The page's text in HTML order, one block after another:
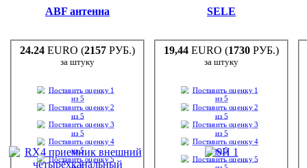
ABF антенна
24.24 EURO (2157 РУБ.)
за штуку
SELE
19,44 EURO (1730 РУБ.)
за штуку